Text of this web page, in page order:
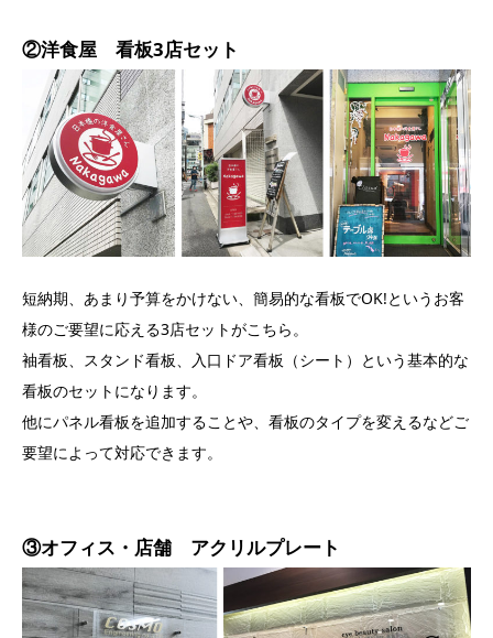
②洋食屋 看板3店セット
短納期、あまり予算をかけない、簡易的な看板でOK!というお客
様のご要望に応える3店セットがこちら。
袖看板、スタンド看板、入口ドア看板（シート）という基本的な
看板のセットになります。
他にパネル看板を追加することや、看板のタイプを変えるなどご
要望によって対応できます。
③オフィス・店舗 アクリルプレート